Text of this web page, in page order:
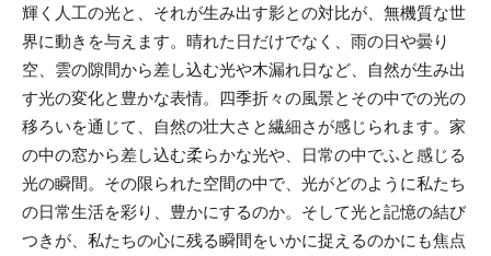
輝く人工の光と、それが生み出す影との対比が、無機質な世
界に動きを与えます。晴れた日だけでなく、雨の日や曇り
空、雲の隙間から差し込む光や木漏れ日など、自然が生み出
す光の変化と豊かな表情。四季折々の風景とその中での光の
移ろいを通じて、自然の壮大さと繊細さが感じられます。家
の中の窓から差し込む柔らかな光や、日常の中でふと感じる
光の瞬間。その限られた空間の中で、光がどのように私たち
の日常生活を彩り、豊かにするのか。そして光と記憶の結び
つきが、私たちの心に残る瞬間をいかに捉えるのかにも焦点